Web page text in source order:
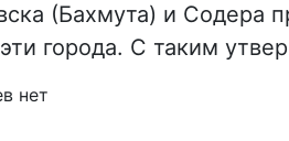
(Бахмута) и Содера
города. С таким
нет